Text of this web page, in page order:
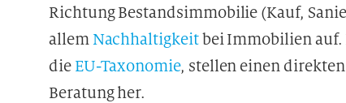
Richtung Bestandsimmobilie (Kauf,
allem Nachhaltigkeitbei Immobilien auf.
die EU-Taxonomie, stellen einen
Beratung her.